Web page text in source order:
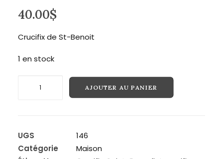
40.00$
Crucifix de St-Benoit
1 en stock
St-
Benoit
AJOUTER AU PANIER
UGS
146
Catégorie
Maison